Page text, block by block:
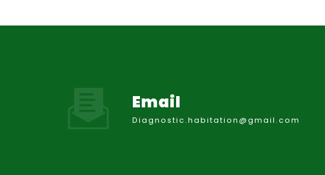
Email
diagnostic.habitation@gmail.com